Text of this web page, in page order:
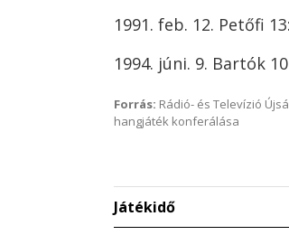
1991. feb. 12. Petőfi
1994. júni. 9. Bartók
Forrás: Rádió- és Televízió
hangjáték konferálása
Játékidő